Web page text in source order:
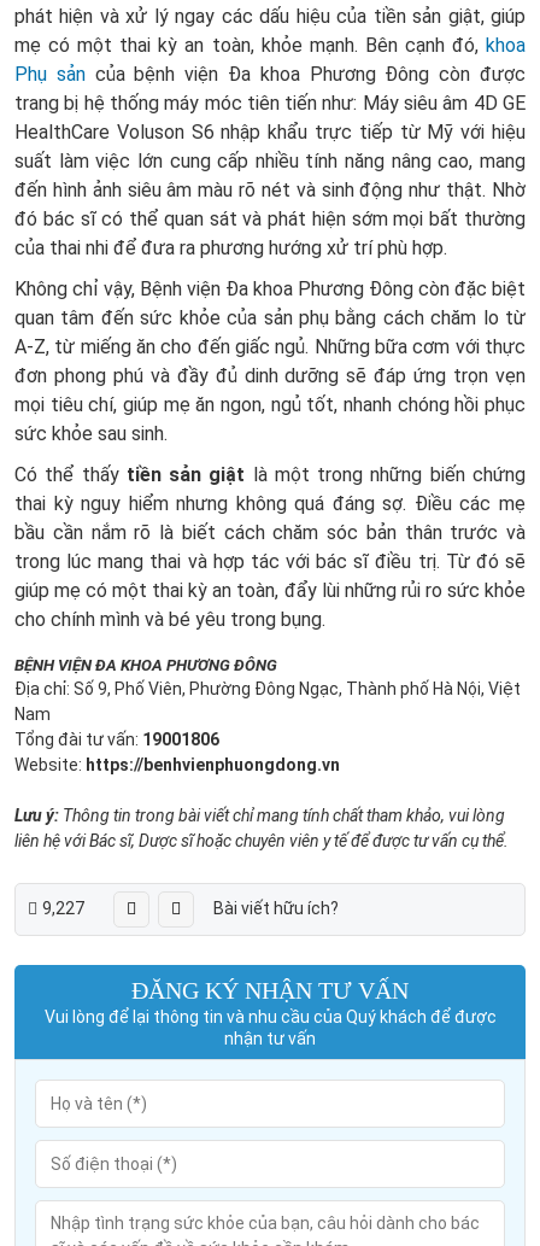
phát hiện và xử lý ngay các dấu hiệu của tiền sản giật, giúp
mẹ có một thai kỳ an toàn, khỏe mạnh. Bên cạnh đó, khoa
Phụ sảncủa bệnh viện Đa khoa Phương Đông còn được
trang bị hệ thống máy móc tiên tiến như: Máy siêu âm 4D GE
HealthCare Voluson S6 nhập khẩu trực tiếp từ Mỹ với hiệu
suất làm việc lớn cung cấp nhiều tính năng nâng cao, mang
đến hình ảnh siêu âm màu rõ nét và sinh động như thật. Nhờ
đó bác sĩ có thể quan sát và phát hiện sớm mọi bất thường
của thai nhi để đưa ra phương hướng xử trí phù hợp.
Không chỉ vậy, Bệnh viện Đa khoa Phương Đông còn đặc biệt
quan tâm đến sức khỏe của sản phụ bằng cách chăm lo từ
A-Z, từ miếng ăn cho đến giấc ngủ. Những bữa cơm với thực
đơn phong phú và đầy đủ dinh dưỡng sẽ đáp ứng trọn vẹn
mọi tiêu chí, giúp mẹ ăn ngon, ngủ tốt, nhanh chóng hồi phục
sức khỏe sau sinh.
Có thể thấy tiền sản giật là một trong những biến chứng
thai kỳ nguy hiểm nhưng không quá đáng sợ. Điều các mẹ
bầu cần nắm rõ là biết cách chăm sóc bản thân trước và
trong lúc mang thai và hợp tác với bác sĩ điều trị. Từ đó sẽ
giúp mẹ có một thai kỳ an toàn, đẩy lùi những rủi ro sức khỏe
cho chính mình và bé yêu trong bụng.
BỆNH VIỆN ĐA KHOA PHƯƠNG ĐÔNG
Địa chỉ: Số 9, Phố Viên, Phường Đông Ngạc, Thành phố Hà Nội, Việt
Nam
Tổng đài tư vấn: 19001806
Website: https://benhvienphuongdong.vn
Lưu ý: Thông tin trong bài viết chỉ mang tính chất tham khảo, vui lòng
liên hệ với Bác sĩ, Dược sĩ hoặc chuyên viên y tế để được tư vấn cụ thể.
9,227 Bài viết hữu ích?
ĐĂNG KÝ NHẬN TƯ VẤN
Vui lòng để lại thông tin và nhu cầu của Quý khách để được
nhận tư vấn